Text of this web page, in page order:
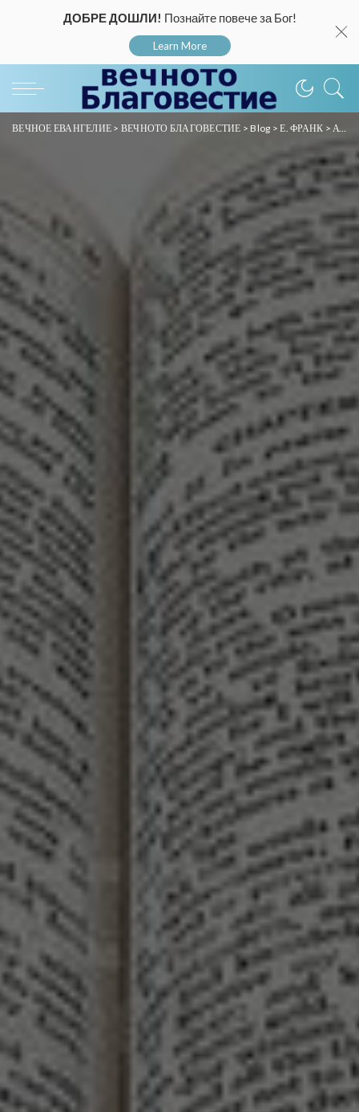
ДОБРЕ ДОШЛИ! Познайте повече за Бог!
Learn More
ВЕЧНОЕ ЕВАНГЕЛИЕ > ВЕЧНОТО БЛАГОВЕСТИЕ > Blog >Е. ФРАНК >Аудио проповеди